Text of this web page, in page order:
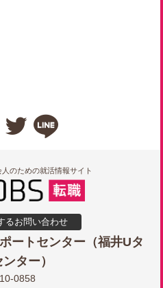
 
のための就活情報サイト
るお問い合わせ
ートセンター（福井Uタ
ター）
0858